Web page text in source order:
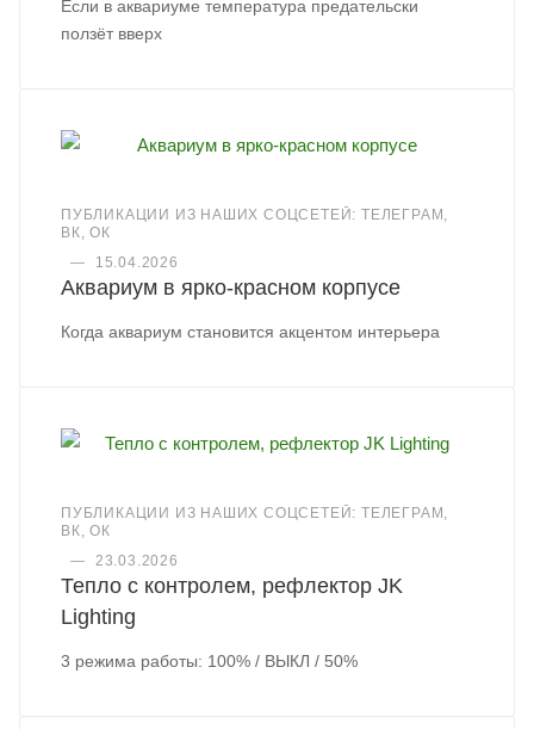
Если в аквариуме температура предательски
ползёт вверх
ПУБЛИКАЦИИ ИЗ НАШИХ СОЦСЕТЕЙ: ТЕЛЕГРАМ,
ВК, ОК
—
15.04.2026
Аквариум в ярко-красном корпусе
Когда аквариум становится акцентом интерьера
ПУБЛИКАЦИИ ИЗ НАШИХ СОЦСЕТЕЙ: ТЕЛЕГРАМ,
ВК, ОК
—
23.03.2026
Тепло с контролем, рефлектор JK
Lighting
3 режима работы: 100% / ВЫКЛ / 50%